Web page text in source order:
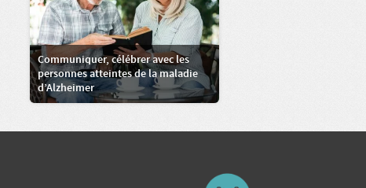
Communiquer, célébrer avec les
personnes atteintes de la maladie
d’Alzheimer